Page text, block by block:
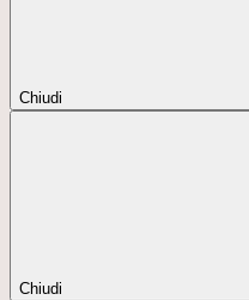
Chiudi
Chiudi